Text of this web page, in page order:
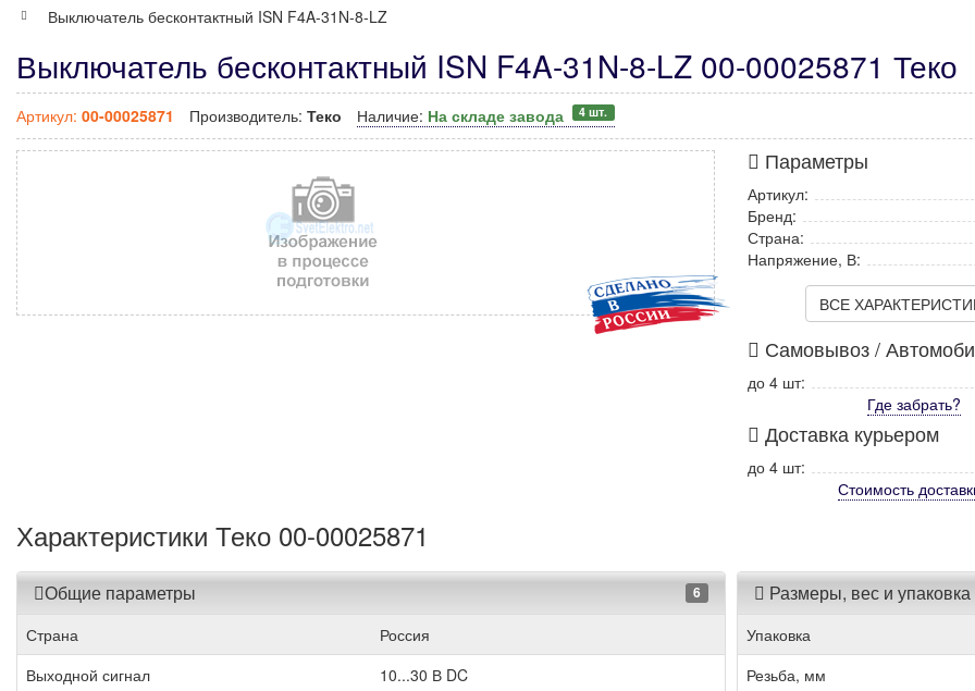
Выключатель бесконтактный ISN F4A-31N-8-LZ
Выключатель бесконтактный ISN F4A-31N-8-LZ 00-00025871 Теко
Артикул: 00-00025871 Производитель: Теко Наличие: На складе завода 4 шт.
Параметры
Артикул:
Бренд:
Страна:
Напряжение, В:
ВСЕ
Самовывоз /
до 4 шт:
Где забрать?
Доставка курьером
до 4 шт:
Стоимость
Характеристики Теко 00-00025871
Общие параметры 6
Страна
Россия
Выходной сигнал
10...30 В DC
Размеры, вес и упаковка
Упаковка
Резьба, мм